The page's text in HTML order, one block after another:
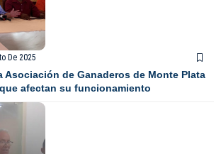
De 2025
Asociación de Ganaderos de Monte Plata
afectan su funcionamiento